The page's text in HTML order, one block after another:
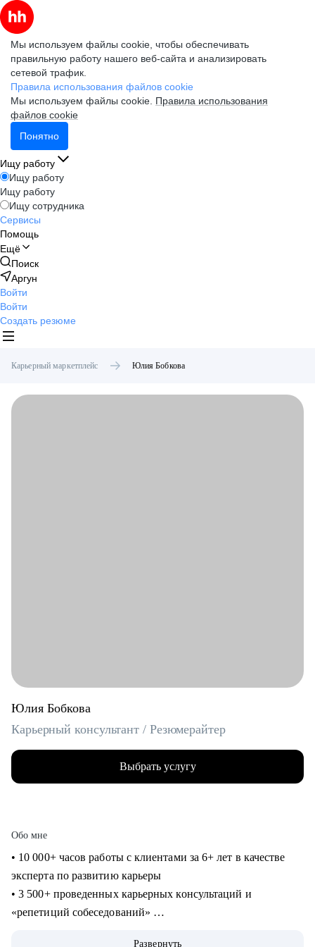
Мы используем файлы cookie, чтобы обеспечивать
правильную работу нашего веб-сайта и анализировать
сетевой трафик.
Правила использования файлов cookie
Мы используем файлы cookie. Правила использования
файлов cookie
Понятно
Ищу работу
Ищу работу
Ищу работу
Ищу сотрудника
Сервисы
Помощь
Ещё
Поиск
Аргун
Войти
Войти
Создать резюме
Карьерный маркетплейс Юлия Бобкова
Юлия Бобкова
Карьерный консультант / Резюмерайтер
Выбрать услугу
Обо мне
• 10 000+ часов работы с клиентами за 6+ лет в качестве
эксперта по развитию карьеры
• 3 500+ проведенных карьерных консультаций и
«репетиций собеседований»
Развернуть